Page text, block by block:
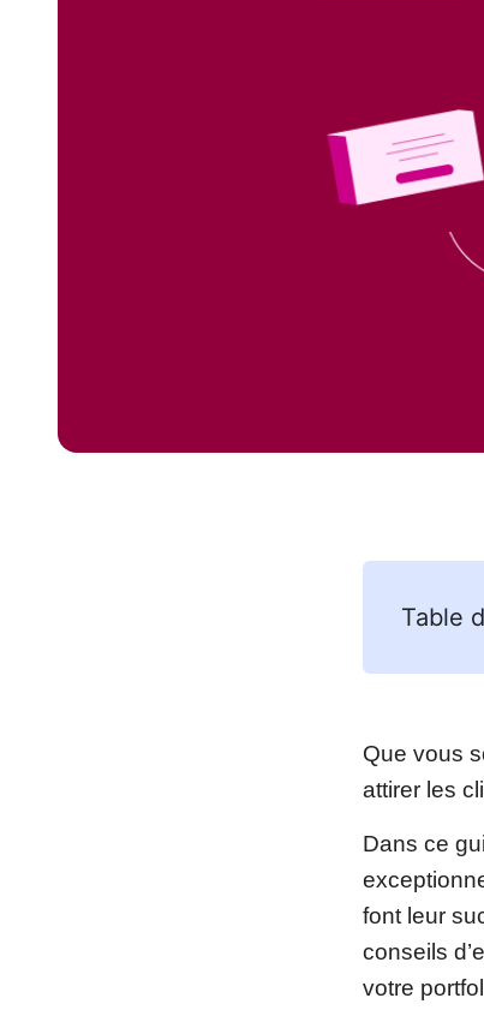
Table
Que vous
attirer les
Dans ce
font leur
conseils
votre